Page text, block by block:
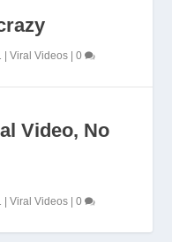
|Viral Videos |0
Video, No
|Viral Videos |0